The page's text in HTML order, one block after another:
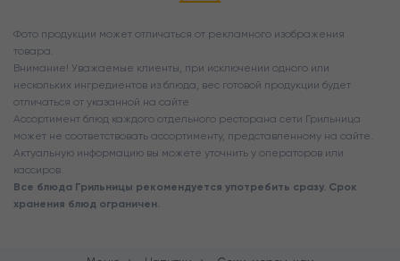
Фото продукции может отличаться от рекламного изображения
товара.
Внимание! Уважаемые клиенты, при исключении одного или
нескольких ингредиентов из блюда, вес готовой продукции будет
отличаться от указанной на сайте
Ассортимент блюд каждого отдельного ресторана сети Грильница
может не соответствовать ассортименту, представленному на сайте.
Актуальную информацию вы можете уточнить у операторов или
кассиров.
Все блюда Грильницы рекомендуется употребить сразу. Срок
хранения блюд ограничен.